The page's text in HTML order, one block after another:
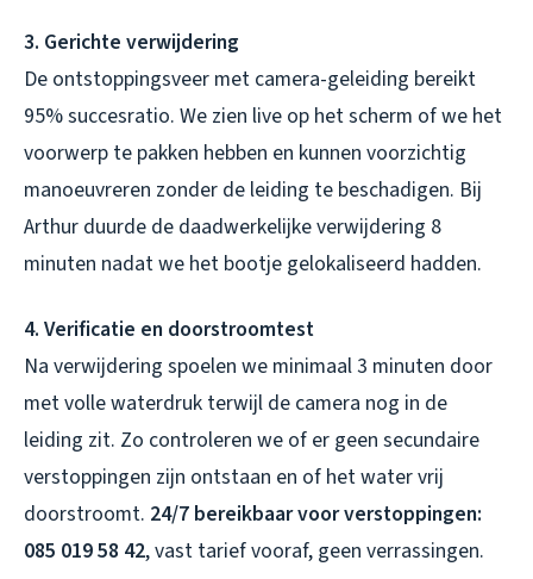
3. Gerichte verwijdering
De ontstoppingsveer met camera-geleiding bereikt
95% succesratio. We zien live op het scherm of we het
voorwerp te pakken hebben en kunnen voorzichtig
manoeuvreren zonder de leiding te beschadigen. Bij
Arthur duurde de daadwerkelijke verwijdering 8
minuten nadat we het bootje gelokaliseerd hadden.
4. Verificatie en doorstroomtest
Na verwijdering spoelen we minimaal 3 minuten door
met volle waterdruk terwijl de camera nog in de
leiding zit. Zo controleren we of er geen secundaire
verstoppingen zijn ontstaan en of het water vrij
doorstroomt. 24/7 bereikbaar voor verstoppingen:
085 019 58 42, vast tarief vooraf, geen verrassingen.